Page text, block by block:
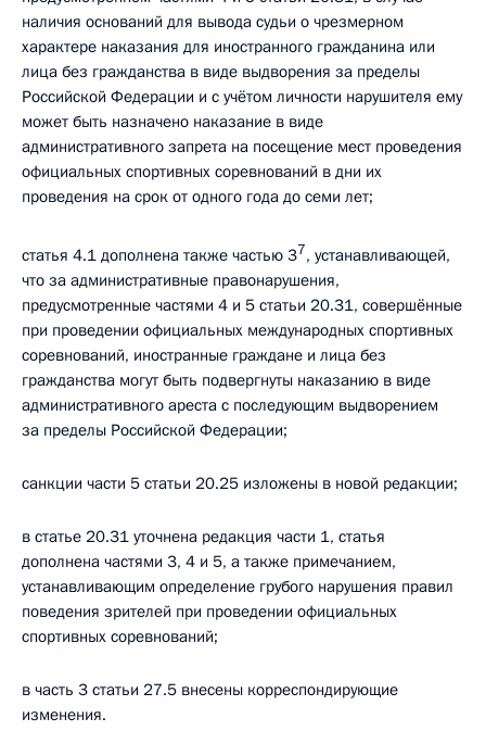
наличия оснований для вывода судьи о чрезмерном
характере наказания для иностранного гражданина или
лица без гражданства в виде выдворения за пределы
Российской Федерации и с учётом личности нарушителя ему
может быть назначено наказание в виде
административного запрета на посещение мест проведения
официальных спортивных соревнований в дни их
проведения на срок от одного года до семи лет;
статья 4.1 дополнена также частью 37, устанавливающей,
что за административные правонарушения,
предусмотренные частями 4 и 5 статьи 20.31, совершённые
при проведении официальных международных спортивных
соревнований, иностранные граждане и лица без
гражданства могут быть подвергнуты наказанию в виде
административного ареста с последующим выдворением
за пределы Российской Федерации;
санкции части 5 статьи 20.25 изложены в новой редакции;
в статье 20.31 уточнена редакция части 1, статья
дополнена частями 3, 4 и 5, а также примечанием,
устанавливающим определение грубого нарушения правил
поведения зрителей при проведении официальных
спортивных соревнований;
в часть 3 статьи 27.5 внесены корреспондирующие
изменения.